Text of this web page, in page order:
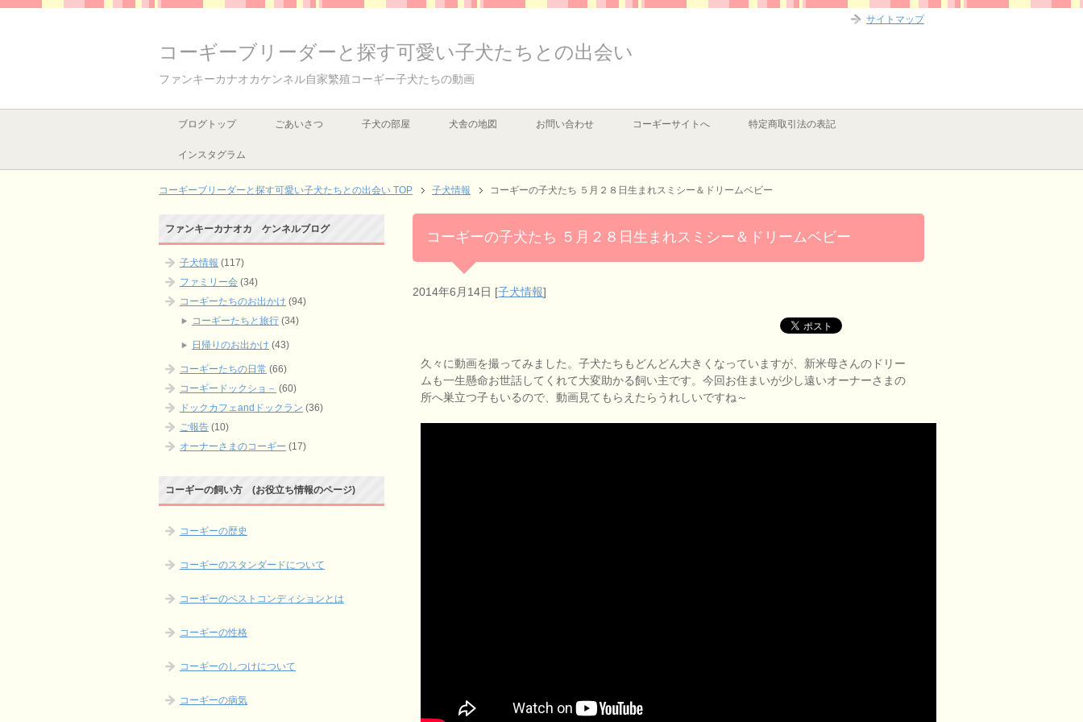
コーギーブリーダーと探す可愛い子犬たちとの出会い
ファンキーカナオカケンネル自家繁殖コーギー子犬たちの動画
ブログトップ ごあいさつ 子犬の部屋 犬舎の地図 お問い合わせ コーギーサイトへ 特定商取引法の表記
インスタグラム
コーギーブリーダーと探す可愛い子犬たちとの出会い TOP 子犬情報 コーギーの子犬たち ５月２８日生まれスミシー＆ドリームベビー
コーギーの子犬たち ５月２８日生まれスミシー＆ドリームベビー
2014年6月14日 [子犬情報]
久々に動画を撮ってみました。子犬たちもどんどん大きくなっていますが、新米母さんのドリー
ムも一生懸命お世話してくれて大変助かる飼い主です。今回お住まいが少し遠いオーナーさまの
所へ巣立つ子もいるので、動画見てもらえたらうれしいですね～
ファンキーカナオカ ケンネルブログ
子犬情報 (117)
ファミリー会 (34)
コーギーたちのお出かけ (94)
コーギーたちと旅行 (34)
日帰りのお出かけ (43)
コーギーたちの日常 (66)
コーギードックショ－ (60)
ドックカフェandドックラン (36)
ご報告 (10)
オーナーさまのコーギー (17)
コーギーの飼い方 (お役立ち情報のページ)
コーギーの歴史
コーギーのスタンダードについて
コーギーのベストコンディションとは
コーギーの性格
コーギーのしつけについて
コーギーの病気
サイトマップ